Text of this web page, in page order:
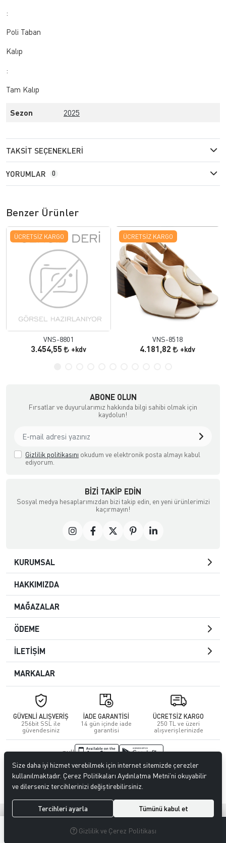
:
Poli Taban
Kalıp
:
Tam Kalıp
Sezon 2025
TAKSIT SEÇENEKLERI
YORUMLAR 0
Benzer Ürünler
ÜCRETSIZ KARGO
VNS-8801
3.454,55 +kdv
ÜCRETSIZ KARGO
VNS-8518
4.181,82 +kdv
ABONE OLUN
Fırsatlar ve duyurularımız hakkında bilgi sahibi olmak için
kaydolun!
Gizlilik politikasını okudum ve elektronik posta almayı kabul
ediyorum.
BIZI TAKIP EDIN
Sosyal medya hesaplarımızdan bizi takip edin, en yeni ürünlerimizi
kaçırmayın!
KURUMSAL
HAKKIMIZDA
MAĞAZALAR
ÖDEME
İLETİŞİM
MARKALAR
GÜVENLİ ALIŞVERİŞ
256bit SSL ile
güvendesiniz
İADE GARANTİSİ
14 gün içinde iade
garantisi
ÜCRETSİZ KARGO
250 TL ve üzeri
alışverişlerinizde
null
© 2023CENGİZ DERİ. Tüm hakları saklıdır.
Hipotenüs ®Yeni Nesil E-Ticaret Sistemleri ile Hazırlanmıştır.
Size daha iyi hizmet verebilmek için internet sitemizde çerezler
kullanılmaktadır. Çerez Politikaları Aydınlatma Metni’ni okuyabilir
ve dilerseniz tercihlerinizi değiştirebilirsiniz.
Tercihleri ayarla Tümünü kabul et
Gizlilik ve Çerez Politikası